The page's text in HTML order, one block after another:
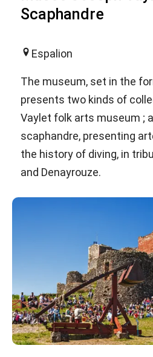
Scaphandre
Espalion
The museum, set in the
presents two kinds of
Vaylet folk arts museum ;
scaphandre, presenting
the history of diving, in
and Denayrouze.